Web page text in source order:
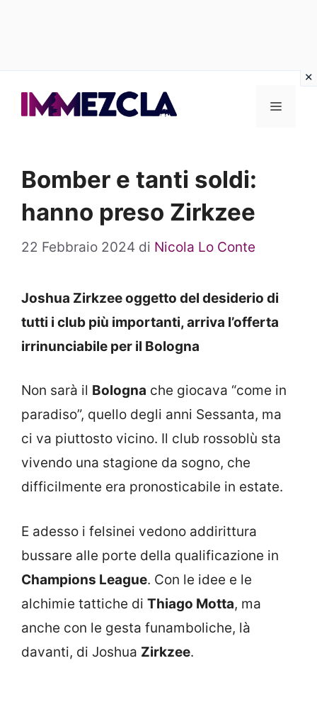
Menu
Bomber e tanti soldi:
hanno preso Zirkzee
22 Febbraio 2024 di Nicola Lo Conte
Joshua Zirkzee oggetto del desiderio di
tutti i club più importanti, arriva l’offerta
irrinunciabile per il Bologna
Non sarà il Bologna che giocava “come in
paradiso”, quello degli anni Sessanta, ma
ci va piuttosto vicino. Il club rossoblù sta
vivendo una stagione da sogno, che
difficilmente era pronosticabile in estate.
E adesso i felsinei vedono addirittura
bussare alle porte della qualificazione in
Champions League. Con le idee e le
alchimie tattiche di Thiago Motta, ma
anche con le gesta funamboliche, là
davanti, di Joshua Zirkzee.